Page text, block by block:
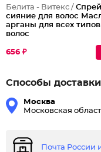
Белита - Витекс /
сияние для волос
арганы для всех типов
волос
656 ₽
Способы доставки
Москва
Московская
Почта России